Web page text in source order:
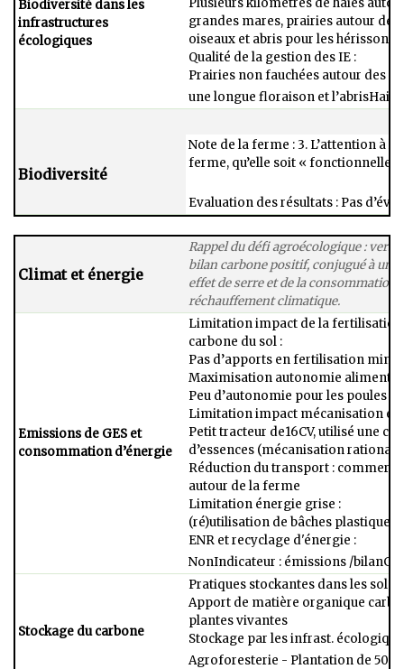
Biodiversité dans les
infrastructures
écologiques
grandes mares, prairies autour
oiseaux et abris pour les hérissons​
Qualité de la gestion des IE : ​
Prairies non fauchées autour des
une longue floraison et
Biodiversité
Note de la ferme : 3. L’attention à
ferme, qu’elle soit « fonctionnelle
Evaluation des résultats : Pas
Climat et énergie
Rappel du défi agroécologique : vers
bilan carbone positif, conjugué à
effet de serre et de la consommation
réchauffement climatique.
Emissions de GES et
consommation d’énergie
Limitation impact de la fertilisation
carbone du sol :​
Pas d’apports en fertilisation
Maximisation autonomie
Peu d’autonomie pour les poules
Limitation impact mécanisation et
Petit tracteur de16CV, utilisé une
d’essences (mécanisation
Réduction du transport :
autour de la ferme​
Limitation énergie grise :​
(ré)utilisation de bâches plastiques
ENR et recyclage d'énergie : ​
Non​Indicateur : émissions /
Stockage du carbone
Pratiques stockantes dans les sols​
Apport de matière organique
plantes vivantes​
Stockage par les infrast.
Agroforesterie - Plantation de 500